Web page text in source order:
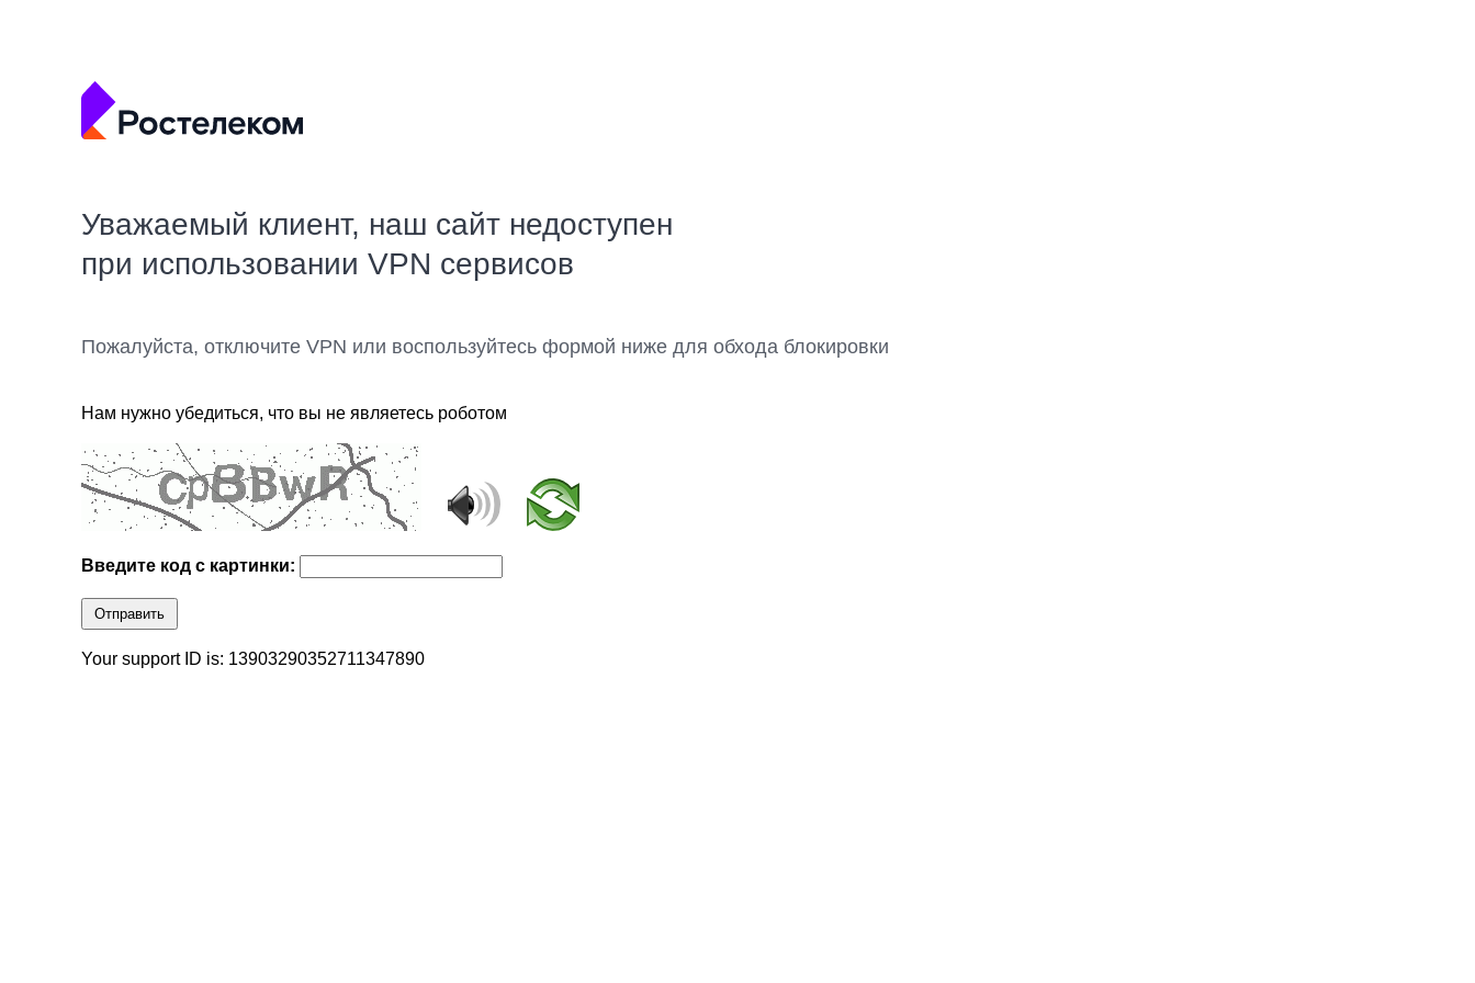
Уважаемый клиент, наш сайт недоступен
при использовании VPN сервисов
Пожалуйста, отключите VPN или воспользуйтесь формой ниже для обхода блокировки
Нам нужно убедиться, что вы не являетесь роботом
Введите код с картинки:
Отправить
Your support ID is: 13903290352711347890